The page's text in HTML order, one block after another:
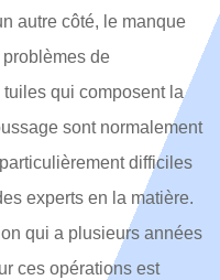
autre côté, le manque
de
qui composent la
sont normalement
difficiles
experts en la matière.
qui a plusieurs années
ces opérations est